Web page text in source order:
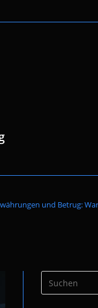
Suche
umschalten
und Betrug: